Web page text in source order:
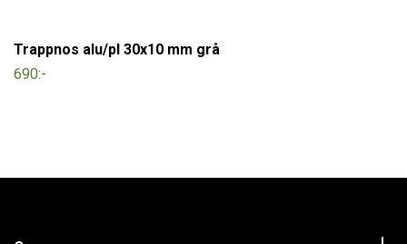
Trappnos alu/pl 30x10 mm grå
690:-